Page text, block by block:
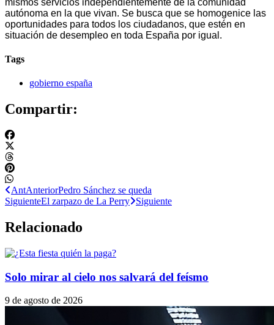
autónoma en la que vivan. Se busca que se homogenice las
oportunidades para todos los ciudadanos, que estén en
situación de desempleo en toda España por igual.
Tags
gobierno españa
Compartir:
AntAnteriorPedro Sánchez se queda
SiguienteEl zarpazo de La Perry Siguiente
Relacionado
Solo mirar al cielo nos salvará del feísmo
9 de agosto de 2026